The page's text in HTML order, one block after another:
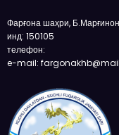
Ўзбекистон